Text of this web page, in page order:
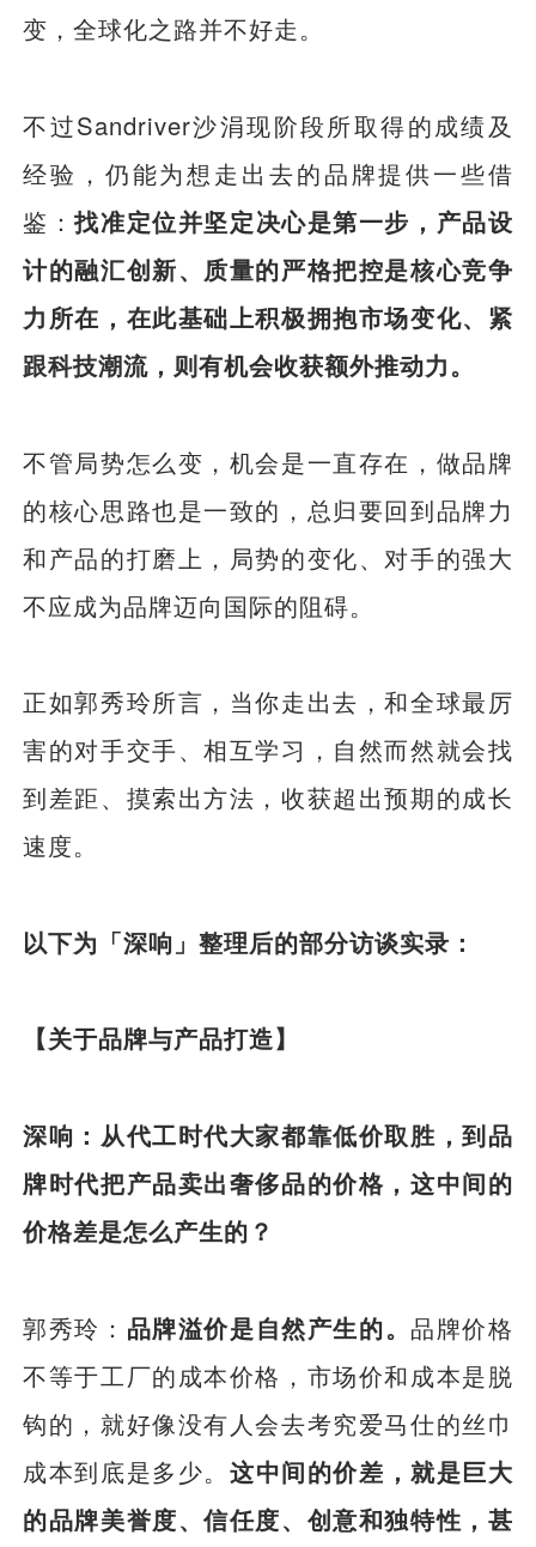
变，全球化之路并不好走。
不过Sandriver沙涓现阶段所取得的成绩及
经验，仍能为想走出去的品牌提供一些借
鉴：找准定位并坚定决心是第一步，产品设
计的融汇创新、质量的严格把控是核心竞争
力所在，在此基础上积极拥抱市场变化、紧
跟科技潮流，则有机会收获额外推动力。
不管局势怎么变，机会是一直存在，做品牌
的核心思路也是一致的，总归要回到品牌力
和产品的打磨上，局势的变化、对手的强大
不应成为品牌迈向国际的阻碍。
正如郭秀玲所言，当你走出去，和全球最厉
害的对手交手、相互学习，自然而然就会找
到差距、摸索出方法，收获超出预期的成长
速度。
以下为「深响」整理后的部分访谈实录：
【关于品牌与产品打造】
深响：从代工时代大家都靠低价取胜，到品
牌时代把产品卖出奢侈品的价格，这中间的
价格差是怎么产生的？
郭秀玲： 品牌溢价是自然产生的。 品牌价格
不等于工厂的成本价格，市场价和成本是脱
钩的，就好像没有人会去考究爱马仕的丝巾
成本到底是多少。 这中间的价差，就是巨大
的品牌美誉度、信任度、创意和独特性，甚